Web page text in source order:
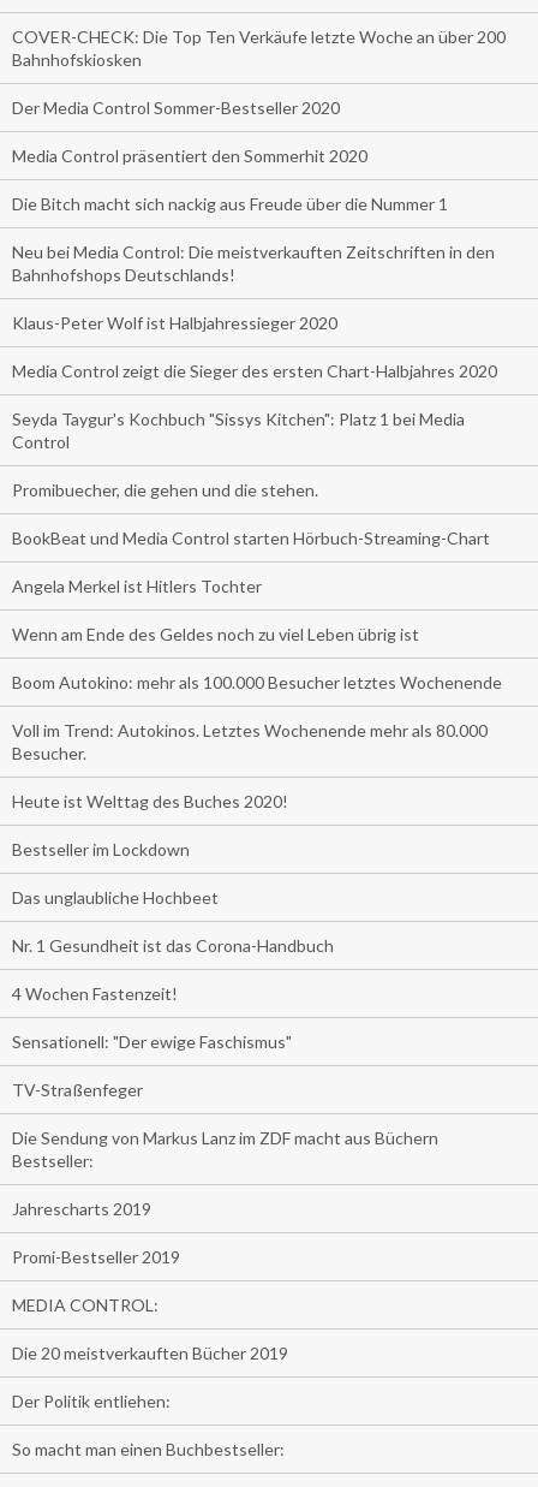
COVER-CHECK: Die Top Ten Verkäufe letzte Woche an über 200
Bahnhofskiosken
Der Media Control Sommer-Bestseller 2020
Media Control präsentiert den Sommerhit 2020
Die Bitch macht sich nackig aus Freude über die Nummer 1
Neu bei Media Control: Die meistverkauften Zeitschriften in den
Bahnhofshops Deutschlands!
Klaus-Peter Wolf ist Halbjahressieger 2020
Media Control zeigt die Sieger des ersten Chart-Halbjahres 2020
Seyda Taygur's Kochbuch "Sissys Kitchen": Platz 1 bei Media
Control
Promibuecher, die gehen und die stehen.
BookBeat und Media Control starten Hörbuch-Streaming-Chart
Angela Merkel ist Hitlers Tochter
Wenn am Ende des Geldes noch zu viel Leben übrig ist
Boom Autokino: mehr als 100.000 Besucher letztes Wochenende
Voll im Trend: Autokinos. Letztes Wochenende mehr als 80.000
Besucher.
Heute ist Welttag des Buches 2020!
Bestseller im Lockdown
Das unglaubliche Hochbeet
Nr. 1 Gesundheit ist das Corona-Handbuch
4 Wochen Fastenzeit!
Sensationell: "Der ewige Faschismus"
TV-Straßenfeger
Die Sendung von Markus Lanz im ZDF macht aus Büchern
Bestseller:
Jahrescharts 2019
Promi-Bestseller 2019
MEDIA CONTROL:
Die 20 meistverkauften Bücher 2019
Der Politik entliehen:
So macht man einen Buchbestseller: